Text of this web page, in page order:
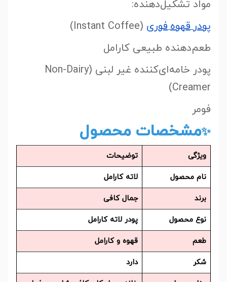
مواد تشکیل‌دهنده:
پودرقهوهفوری (Instant Coffee)
طعم‌دهنده طبیعی کارامل
پودر خامه‌ای‌کننده غیر لبنی (Non-Dairy
Creamer)
فومر
✨مشخصات محصول
ویژگی
توضیحات
نام محصول
لاته کارامل
برند
جمال کافی
نوع محصول
پودر لاته کارامل
طعم
قهوه و کارامل
شکر
دارد